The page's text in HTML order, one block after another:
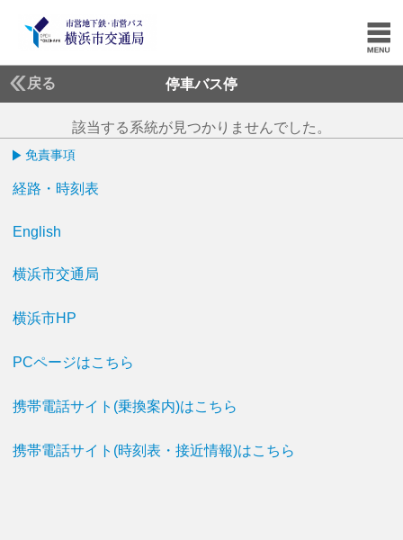
戻る 停車バス停
該当する系統が見つかりませんでした。
免責事項
経路・時刻表
English
横浜市交通局
横浜市HP
PCページはこちら
携帯電話サイト(乗換案内)はこちら
携帯電話サイト(時刻表・接近情報)はこちら